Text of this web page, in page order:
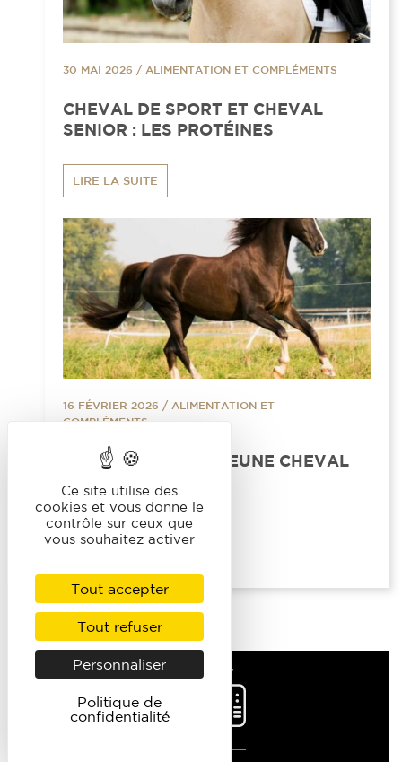
30 MAI 2026 / ALIMENTATION ET COMPLÉMENTS
CHEVAL DE SPORT ET CHEVAL
SENIOR : LES PROTÉINES
LIRE LA SUITE
16 FÉVRIER 2026 / ALIMENTATION ET
COMPLÉMENTS
LA NUTRITION DU JEUNE CHEVAL
DE SPORT
LIRE LA SUITE
Ce site utilise des
cookies et vous donne le
contrôle sur ceux que
vous souhaitez activer
Tout accepter
Tout refuser
Personnaliser
Politique de
confidentialité